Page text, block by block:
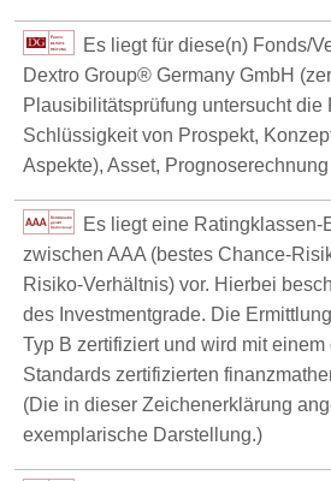
Es liegt für diese(n) Fonds/
Dextro Group® Germany GmbH
Plausibilitätsprüfung untersucht
Schlüssigkeit von Prospekt,
Aspekte), Asset,
Es liegt eine Ratingklassen-
zwischen AAA (bestes Chance-
Risiko-Verhältnis) vor. Hierbei
des Investmentgrade. Die
Typ B zertifiziert und wird mit
Standards zertifizierten
(Die in dieser Zeichenerklärung
exemplarische Darstellung.)